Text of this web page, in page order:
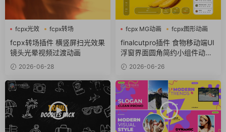
fcpx光效
fcpx转场
自媒体素材
fcpx转场插件 横竖屏扫光效果
镜头光晕视频过渡动画
2026-06-28
fcpx MG动画
fcpx图形动画
fcpx图标
finalcutpro插件 食物移动端UI
浮窗界面圆角简约小组件动画f
cpx插件
2026-06-26